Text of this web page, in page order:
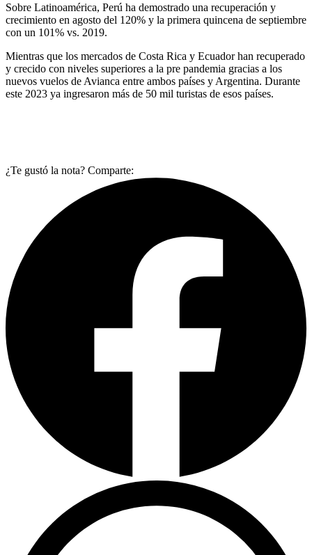
Sobre Latinoamérica, Perú ha demostrado una recuperación y
crecimiento en agosto del 120% y la primera quincena de septiembre
con un 101% vs. 2019.
Mientras que los mercados de Costa Rica y Ecuador han recuperado
y crecido con niveles superiores a la pre pandemia gracias a los
nuevos vuelos de Avianca entre ambos países y Argentina. Durante
este 2023 ya ingresaron más de 50 mil turistas de esos países.
¿Te gustó la nota? Comparte: